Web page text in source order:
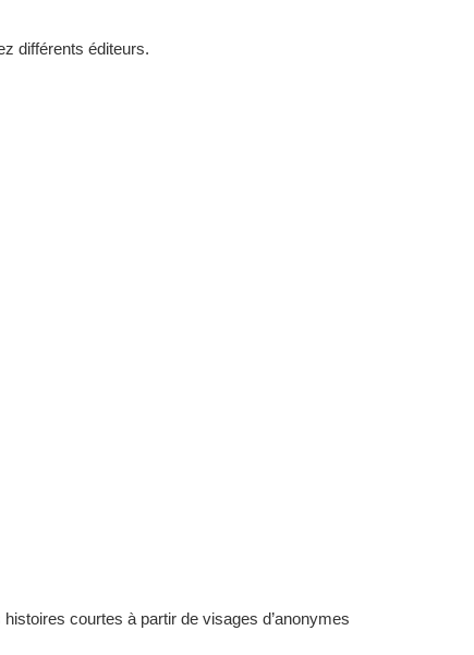
différents éditeurs.
courtes à partir de visages d’anonymes